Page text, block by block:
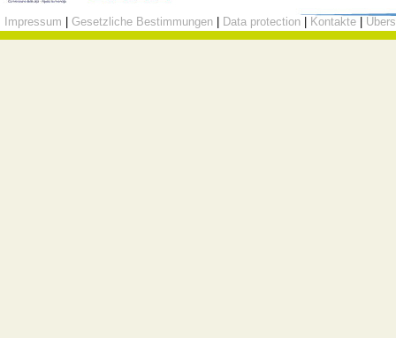
Impressum Gesetzliche Bestimmungen Data protection Kontakte